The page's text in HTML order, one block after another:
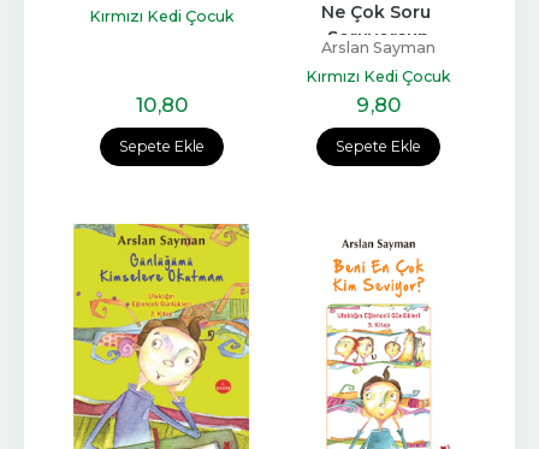
Sepete Ekle
Kırmızı Kedi Çocuk
10,80
Sepete Ekle
Ne Çok Soru
Soruyorsun
Arslan Sayman
Kırmızı Kedi Çocuk
9,80